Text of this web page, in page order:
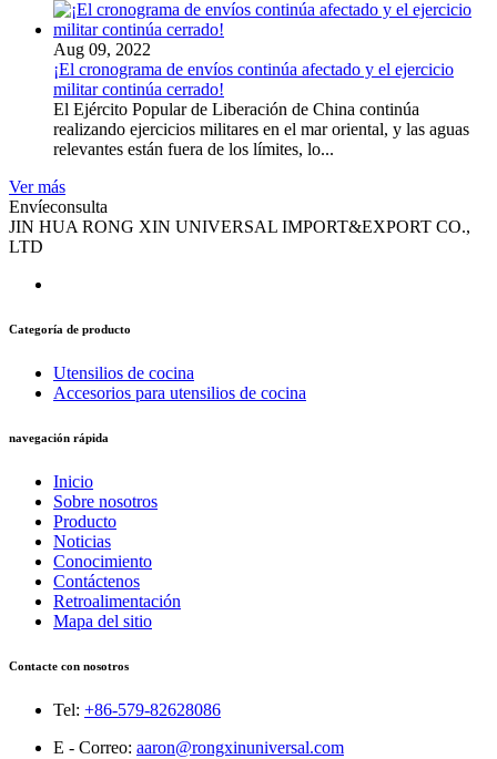
Aug 09, 2022
¡El cronograma de envíos continúa afectado y el ejercicio
militar continúa cerrado!
El Ejército Popular de Liberación de China continúa
realizando ejercicios militares en el mar oriental, y las aguas
relevantes están fuera de los límites, lo...
Ver más
Envíeconsulta
JIN HUA RONG XIN UNIVERSAL IMPORT&EXPORT CO.,
LTD
Categoría de producto
Utensilios de cocina
Accesorios para utensilios de cocina
navegación rápida
Inicio
Sobre nosotros
Producto
Noticias
Conocimiento
Contáctenos
Retroalimentación
Mapa del sitio
Contacte con nosotros
Tel: +86-579-82628086
E - Correo: aaron@rongxinuniversal.com